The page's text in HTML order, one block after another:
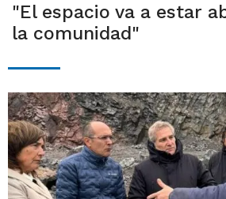
"El espacio va a estar
la comunidad"